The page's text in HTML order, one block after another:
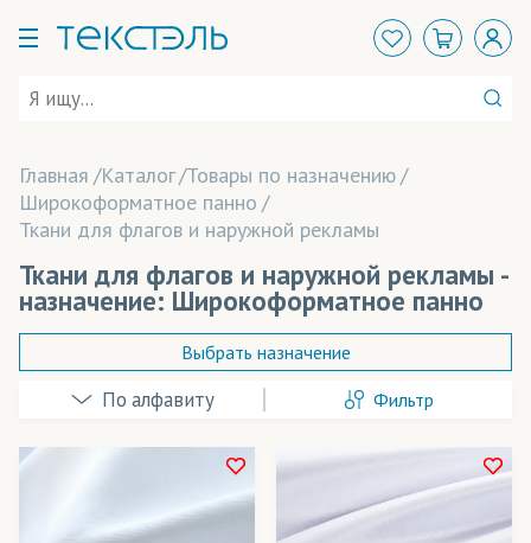
Главная Каталог Товары по назначению
Широкоформатное панно
Ткани для флагов и наружной рекламы
Ткани для флагов и наружной рекламы -
назначение: Широкоформатное панно
Баннеры
Выбрать назначение
Фильтр
Розничная цена